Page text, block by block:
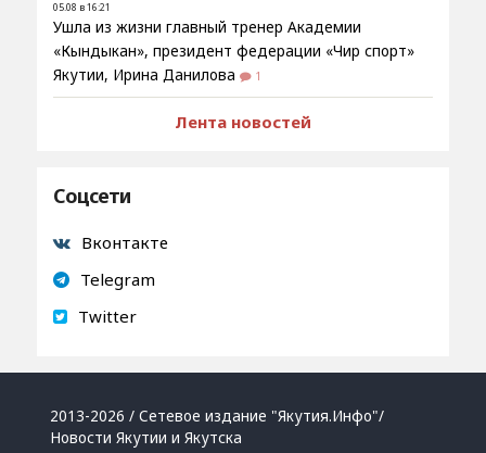
05.08 в 16:21
Ушла из жизни главный тренер Академии
«Кындыкан», президент федерации «Чир спорт»
Якутии, Ирина Данилова
1
Лента новостей
Соцсети
Вконтакте
Telegram
Twitter
2013-2026 / Сетевое издание "Якутия.Инфо"/
Новости Якутии и Якутска